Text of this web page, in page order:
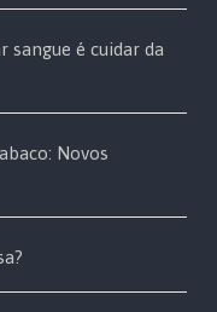
sangue é cuidar da
Novos